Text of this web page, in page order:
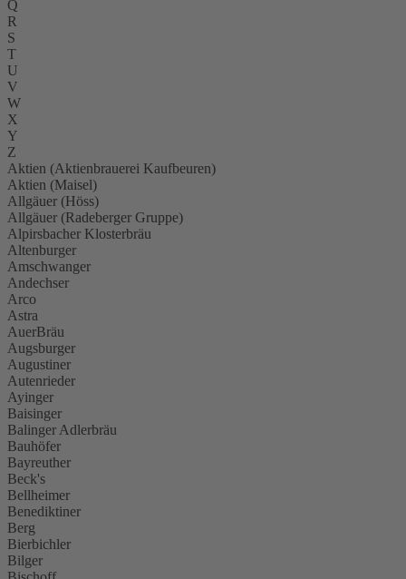
Q
R
S
T
U
V
W
X
Y
Z
Aktien (Aktienbrauerei Kaufbeuren)
Aktien (Maisel)
Allgäuer (Höss)
Allgäuer (Radeberger Gruppe)
Alpirsbacher Klosterbräu
Altenburger
Amschwanger
Andechser
Arco
Astra
AuerBräu
Augsburger
Augustiner
Autenrieder
Ayinger
Baisinger
Balinger Adlerbräu
Bauhöfer
Bayreuther
Beck's
Bellheimer
Benediktiner
Berg
Bierbichler
Bilger